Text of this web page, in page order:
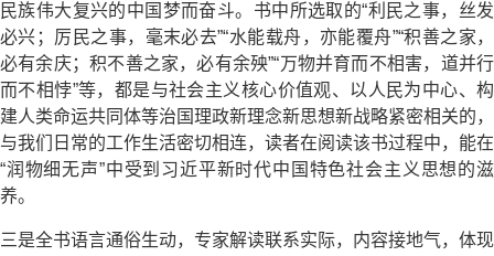
民族伟大复兴的中国梦而奋斗。书中所选取的“利民之事，丝发
必兴；厉民之事，毫末必去”“水能载舟，亦能覆舟”“积善之家，
必有余庆；积不善之家，必有余殃”“万物并育而不相害，道并行
而不相悖”等，都是与社会主义核心价值观、以人民为中心、构
建人类命运共同体等治国理政新理念新思想新战略紧密相关的，
与我们日常的工作生活密切相连，读者在阅读该书过程中，能在
“润物细无声”中受到习近平新时代中国特色社会主义思想的滋
养。
三是全书语言通俗生动，专家解读联系实际，内容接地气，体现